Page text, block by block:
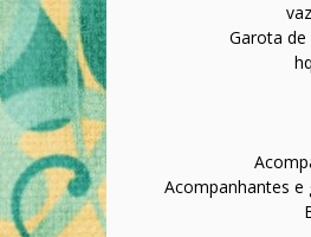
Garota
Acompanhantes e